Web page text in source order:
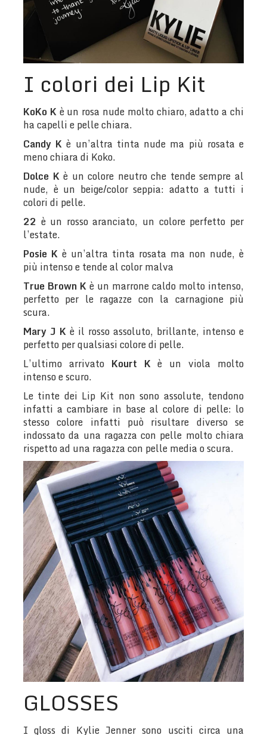
I colori dei Lip Kit
KoKo Kè un rosa nude molto chiaro, adatto a chi
ha capelli e pelle chiara.
Candy K è un’altra tinta nude ma più rosata e
meno chiara di Koko.
Dolce Kè un colore neutro che tende sempre al
nude, è un beige/color seppia: adatto a tutti i
colori di pelle.
22 è un rosso aranciato, un colore perfetto per
l’estate.
Posie Kè un’altra tinta rosata ma non nude, è
più intenso e tende al color malva
True Brown Kè un marrone caldo molto intenso,
perfetto per le ragazze con la carnagione più
scura.
Mary J Kè il rosso assoluto, brillante, intenso e
perfetto per qualsiasi colore di pelle.
L’ultimo arrivato Kourt Kè un viola molto
intenso e scuro.
Le tinte dei Lip Kit non sono assolute, tendono
infatti a cambiare in base al colore di pelle: lo
stesso colore infatti può risultare diverso se
indossato da una ragazza con pelle molto chiara
rispetto ad una ragazza con pelle media o scura.
GLOSSES
I gloss di Kylie Jenner sono usciti circa una